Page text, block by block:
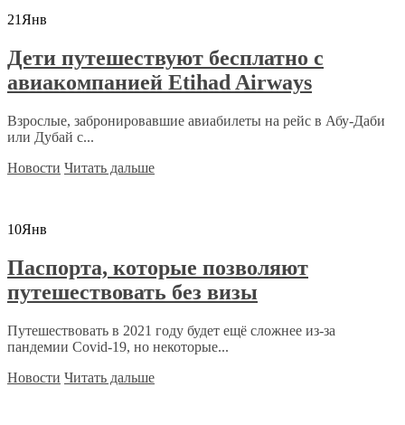
21Янв
Дети путешествуют бесплатно с
авиакомпанией Etihad Airways
Взрослые, забронировавшие авиабилеты на рейс в Абу-Даби
или Дубай с...
Новости Читать дальше
10Янв
Паспорта, которые позволяют
путешествовать без визы
Путешествовать в 2021 году будет ещё сложнее из-за
пандемии Covid-19, но некоторые...
Новости Читать дальше